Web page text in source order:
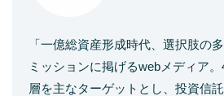
「一億総資産形成時代、選択肢の
ミッションに掲げるwebメディア
層を主なターゲットとし、投資信